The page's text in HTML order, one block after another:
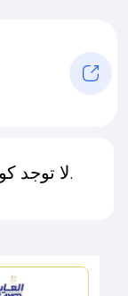
لا توجد كوبونات متاحة لـهذا المتجر حاليًا.